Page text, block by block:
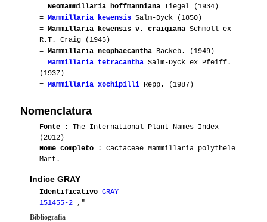
= Neomammillaria hoffmanniana Tiegel (1934)
= Mammillaria kewensis Salm-Dyck (1850)
= Mammillaria kewensis v. craigiana Schmoll ex
R.T. Craig (1945)
= Mammillaria neophaecantha Backeb. (1949)
= Mammillaria tetracantha Salm-Dyck ex Pfeiff.
(1937)
= Mammillaria xochipilli Repp. (1987)
Nomenclatura
Fonte : The International Plant Names Index
(2012)
Nome completo : Cactaceae Mammillaria polythele
Mart.
Indice GRAY
Identificativo GRAY
151455-2 ,"
Bibliografia